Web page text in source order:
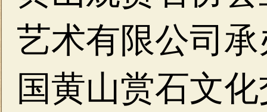
艺术有限公司承
国黄山赏石文